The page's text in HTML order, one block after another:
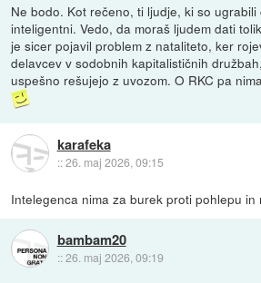
Ne bodo. Kot rečeno, ti ljudje, ki so ugrabili
inteligentni. Vedo, da moraš ljudem dati
je sicer pojavil problem z nataliteto, ker
delavcev v sodobnih kapitalističnih
uspešno rešujejo z uvozom. O RKC pa
karafeka
::26. maj 2026, 09:15
Intelegenca nima za burek proti pohlepu in
bambam20
::26. maj 2026, 09:19